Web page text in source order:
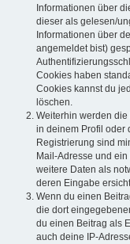
Informationen über
dieser als gelesen/
Informationen über
angemeldet bist)
Cookies haben
Cookies kannst du
löschen.
Weiterhin werden
in deinem Profil oder
Registrierung sind
Mail-Adresse und
weitere Daten als
deren Eingabe
Wenn du einen
die dort
du einen Beitrag als
auch deine IP-